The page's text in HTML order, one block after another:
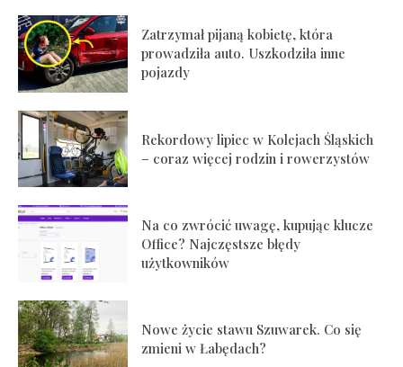
Zatrzymał pijaną kobietę, która
prowadziła auto. Uszkodziła inne
pojazdy
Rekordowy lipiec w Kolejach Śląskich
– coraz więcej rodzin i rowerzystów
Na co zwrócić uwagę, kupując klucze
Office? Najczęstsze błędy
użytkowników
Nowe życie stawu Szuwarek. Co się
zmieni w Łabędach?